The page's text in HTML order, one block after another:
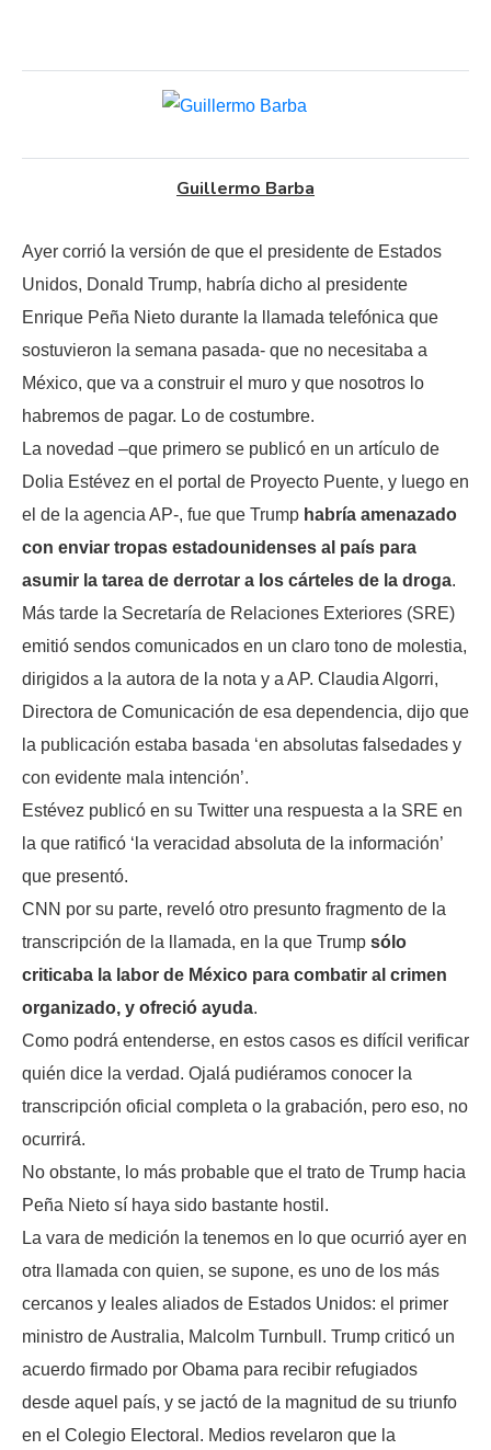
Guillermo Barba
Ayer corrió la versión de que el presidente de Estados
Unidos, Donald Trump, habría dicho al presidente
Enrique Peña Nieto durante la llamada telefónica que
sostuvieron la semana pasada- que no necesitaba a
México, que va a construir el muro y que nosotros lo
habremos de pagar. Lo de costumbre.
La novedad –que primero se publicó en un artículo de
Dolia Estévez en el portal de Proyecto Puente, y luego en
el de la agencia AP-, fue que Trump habría amenazado
con enviar tropas estadounidenses al país para
asumir la tarea de derrotar a los cárteles de la droga.
Más tarde la Secretaría de Relaciones Exteriores (SRE)
emitió sendos comunicados en un claro tono de molestia,
dirigidos a la autora de la nota y a AP. Claudia Algorri,
Directora de Comunicación de esa dependencia, dijo que
la publicación estaba basada ‘en absolutas falsedades y
con evidente mala intención’.
Estévez publicó en su Twitter una respuesta a la SRE en
la que ratificó ‘la veracidad absoluta de la información’
que presentó.
CNN por su parte, reveló otro presunto fragmento de la
transcripción de la llamada, en la que Trump sólo
criticaba la labor de México para combatir al crimen
organizado, y ofreció ayuda.
Como podrá entenderse, en estos casos es difícil verificar
quién dice la verdad. Ojalá pudiéramos conocer la
transcripción oficial completa o la grabación, pero eso, no
ocurrirá.
No obstante, lo más probable que el trato de Trump hacia
Peña Nieto sí haya sido bastante hostil.
La vara de medición la tenemos en lo que ocurrió ayer en
otra llamada con quien, se supone, es uno de los más
cercanos y leales aliados de Estados Unidos: el primer
ministro de Australia, Malcolm Turnbull. Trump criticó un
acuerdo firmado por Obama para recibir refugiados
desde aquel país, y se jactó de la magnitud de su triunfo
en el Colegio Electoral. Medios revelaron que la